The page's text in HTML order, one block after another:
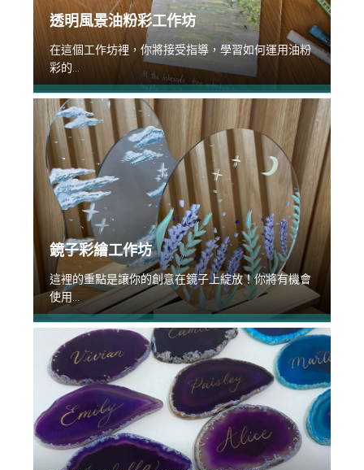
透明風景油粉彩工作坊
在這個工作坊裡，你將接受指導，學習如何運用油粉
彩的...
鏡子彩繪工作坊
這裡的重點是讓你的創意在鏡子上綻放！你將有機會
使用...